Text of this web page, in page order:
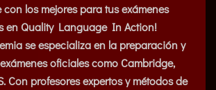
con los mejores para tus exámenes
en Quality Language In Action!
se especializa en la preparación y
oficiales como Cambridge,
Con profesores expertos y métodos de